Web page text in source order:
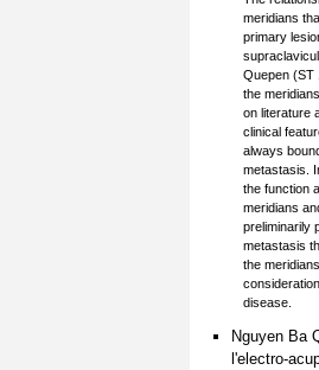
meridians
primary
Quepen (ST
the
on literature
clinical
always
metastasis.
the function
meridians
preliminarily
metastasis
the
disease.
Nguyen Ba
l'electro-